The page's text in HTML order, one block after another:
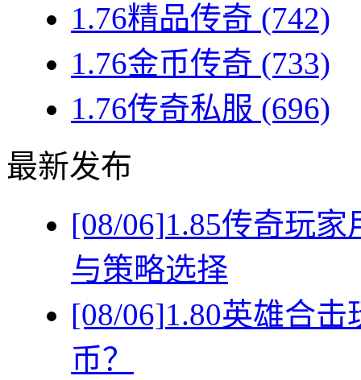
1.76精品传奇 (742)
1.76金币传奇 (733)
1.76传奇私服 (696)
最新发布
[08/06]1.85传奇玩
与策略选择
[08/06]1.80英雄合
币？